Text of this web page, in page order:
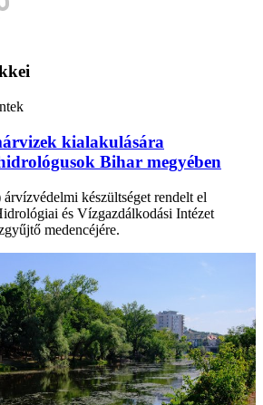
kialakulására
Bihar megyében
készültséget rendelt el
és Vízgazdálkodási Intézet
medencéjére.